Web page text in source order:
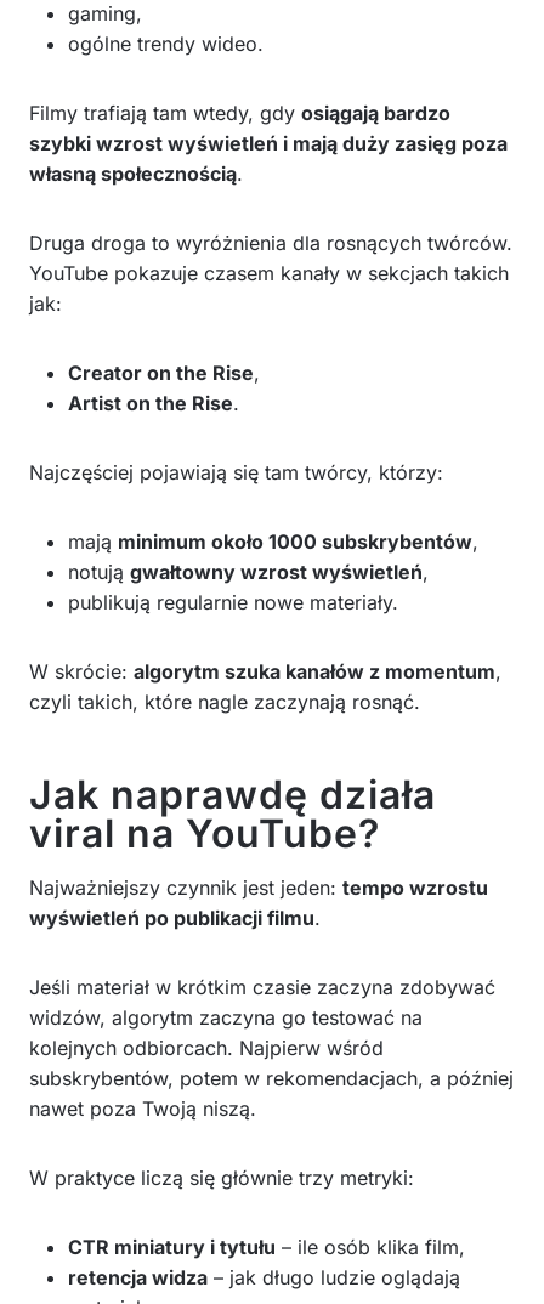
gaming,
ogólne trendy wideo.
Filmy trafiają tam wtedy, gdy osiągają bardzo
szybki wzrost wyświetleń i mają duży zasięg poza
własną społecznością.
Druga droga to wyróżnienia dla rosnących twórców.
YouTube pokazuje czasem kanały w sekcjach takich
jak:
Creator on the Rise,
Artist on the Rise.
Najczęściej pojawiają się tam twórcy, którzy:
mają minimum około 1000 subskrybentów,
notują gwałtowny wzrost wyświetleń,
publikują regularnie nowe materiały.
W skrócie: algorytm szuka kanałów z momentum,
czyli takich, które nagle zaczynają rosnąć.
Jak naprawdę działa
viral na YouTube?
Najważniejszy czynnik jest jeden: tempo wzrostu
wyświetleń po publikacji filmu.
Jeśli materiał w krótkim czasie zaczyna zdobywać
widzów, algorytm zaczyna go testować na
kolejnych odbiorcach. Najpierw wśród
subskrybentów, potem w rekomendacjach, a później
nawet poza Twoją niszą.
W praktyce liczą się głównie trzy metryki:
CTR miniatury i tytułu – ile osób klika film,
retencja widza – jak długo ludzie oglądają